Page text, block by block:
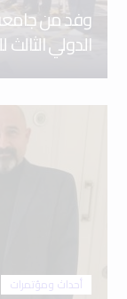
وفد من جامعة
الدولي الثالث
أحداث ومؤتمرات